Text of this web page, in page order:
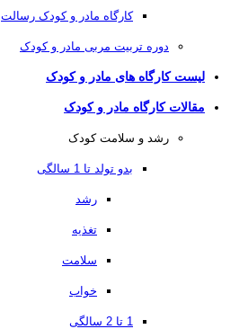
کارگاه مادر و کودک رسالت
دوره تربیت مربی مادر و کودک
لیست کارگاه های مادر و کودک
مقالات کارگاه مادر و کودک
رشد و سلامت کودک
بدو تولد تا 1 سالگی
رشد
تغذیه
سلامت
خواب
1 تا 2 سالگی